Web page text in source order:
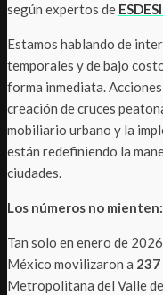
según expertos de
Estamos hablando de
temporales y de bajo
forma inmediata.
creación de cruces
mobiliario urbano y la
están redefiniendo la
ciudades.
Los números no
Tan solo en enero de
México movilizaron a 237
Metropolitana del Valle